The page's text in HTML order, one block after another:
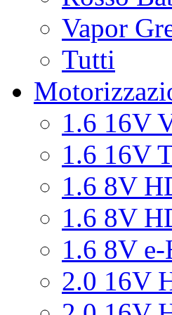
Vapor
Tutti
1.6 16V
1.6 16V
1.6 8V
1.6 8V
1.6 8V
2.0 16V